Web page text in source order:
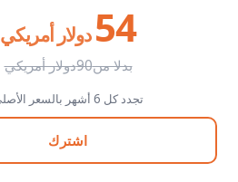
54 دولار أمريكي
بدلا من90دولار أمريكي
تجدد كل 6 أشهر بالسعر الأصلي
اشترك